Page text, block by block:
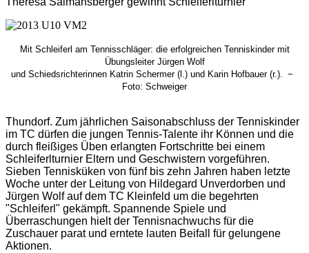
Mit Schleiferl am Tennisschläger: die erfolgreichen Tenniskinder mit
Übungsleiter Jürgen Wolf
und Schiedsrichterinnen Katrin Schermer (l.) und Karin Hofbauer (r.). −
Foto: Schweiger
Thundorf. Zum jährlichen Saisonabschluss der Tenniskinder
im TC dürfen die jungen Tennis-Talente ihr Können und die
durch fleißiges Üben erlangten Fortschritte bei einem
Schleiferlturnier Eltern und Geschwistern vorgeführen.
Sieben Tennisküken von fünf bis zehn Jahren haben letzte
Woche unter der Leitung von Hildegard Unverdorben und
Jürgen Wolf auf dem TC Kleinfeld um die begehrten
"Schleiferl" gekämpft. Spannende Spiele und
Überraschungen hielt der Tennisnachwuchs für die
Zuschauer parat und erntete lauten Beifall für gelungene
Aktionen.